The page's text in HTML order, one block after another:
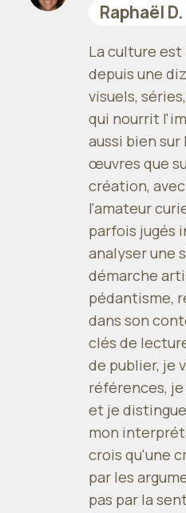
Raphaël D.
La culture
depuis une
visuels,
qui nourrit
aussi bien
œuvres que
création,
l'amateur
parfois jugés
analyser une
démarche
pédantisme,
dans son
clés de
de publier, je
références,
et je
mon
crois qu'une
par les
pas par la